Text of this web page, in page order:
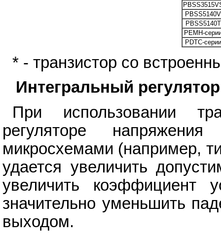
PBSS5140V
PBSS5140T
PEMH-
PDTC-серии
* - транзистор со
Интегральный
При использовании
регуляторе
микросхемами (например,
удается увеличить
увеличить коэффициент
значительно уменьшить
выходом.